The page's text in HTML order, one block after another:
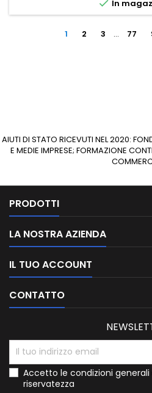
 In
1 2 3 … 77
AIUTI DI STATO RICEVUTI NEL 2020:
E MEDIE IMPRESE; FORMAZIONE
PRODOTTI
LA NOSTRA AZIENDA
IL TUO ACCOUNT
CONTATTO
Accetto le condizioni generali
riservatezza